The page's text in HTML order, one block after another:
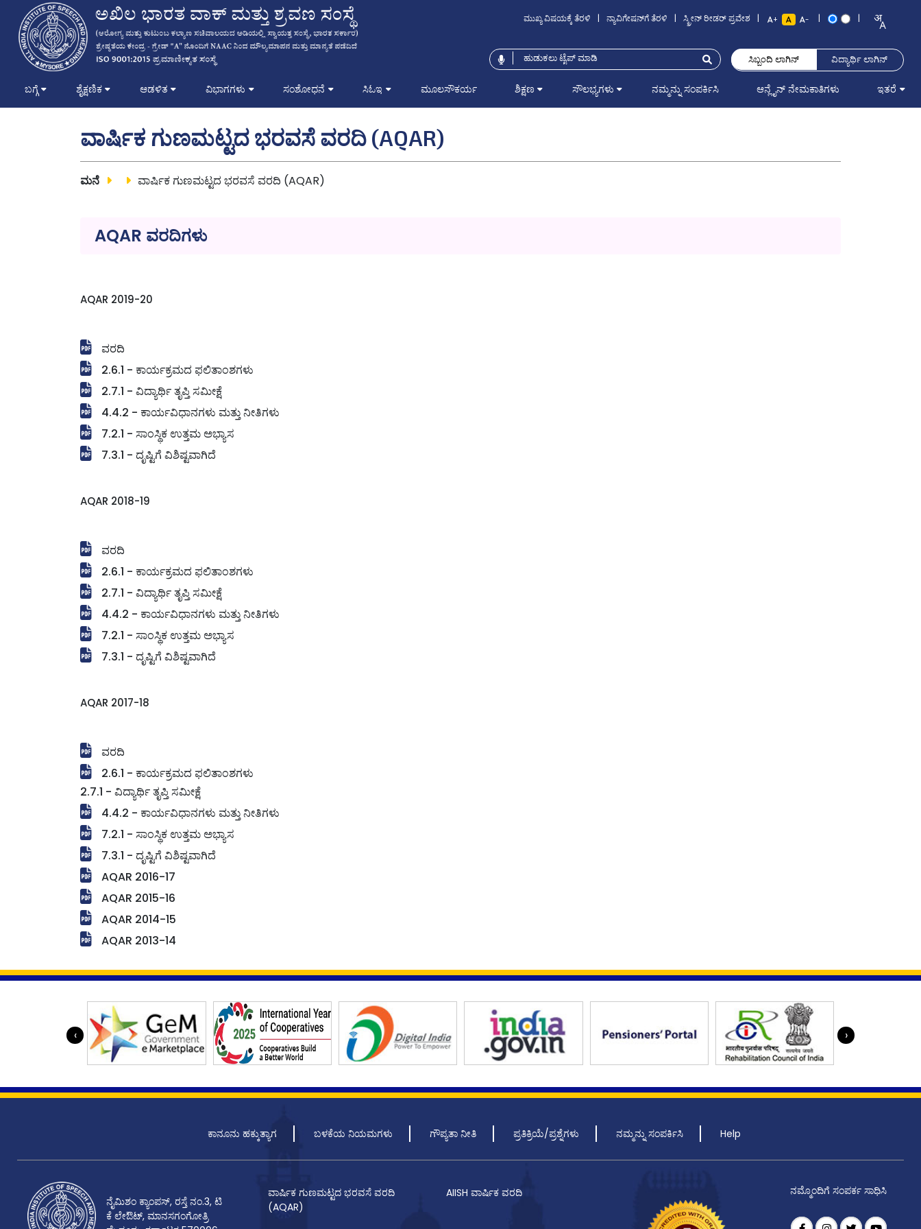
ಮುಖ್ಯ ವಿಷಯಕ್ಕೆ ತೆರಳಿ | ನ್ಯಾವಿಗೇಷನ್‌ಗೆ ತೆರಳಿ | ಸ್ಕ್ರೀನ್ ರೀಡರ್ ಪ್ರವೇಶ | + - | |
ಸಿಬ್ಬಂದಿ ಲಾಗಿನ್ ವಿದ್ಯಾರ್ಥಿ ಲಾಗಿನ್
ಬಗ್ಗೆ ಶೈಕ್ಷಣಿಕ ಆಡಳಿತ ವಿಭಾಗಗಳು ಸಂಶೋಧನೆ ಸಿಓಇ ಮೂಲಸೌಕರ್ಯ ಶಿಕ್ಷಣ ಸೌಲಭ್ಯಗಳು ನಮ್ಮನ್ನು ಸಂಪರ್ಕಿಸಿ ಆನ್ಲೈನ್ ನೇಮಕಾತಿಗಳು ಇತರೆ
ವಾರ್ಷಿಕ ಗುಣಮಟ್ಟದ ಭರವಸೆ ವರದಿ (AQAR)
ಮನೆ ವಾರ್ಷಿಕ ಗುಣಮಟ್ಟದ ಭರವಸೆ ವರದಿ (AQAR)
AQAR ವರದಿಗಳು
AQAR 2019-20
ವರದಿ
2.6.1 - ಕಾರ್ಯಕ್ರಮದ ಫಲಿತಾಂಶಗಳು
2.7.1 - ವಿದ್ಯಾರ್ಥಿ ತೃಪ್ತಿ ಸಮೀಕ್ಷೆ
4.4.2 - ಕಾರ್ಯವಿಧಾನಗಳು ಮತ್ತು ನೀತಿಗಳು
7.2.1 - ಸಾಂಸ್ಥಿಕ ಉತ್ತಮ ಅಭ್ಯಾಸ
7.3.1 - ದೃಷ್ಟಿಗೆ ವಿಶಿಷ್ಟವಾಗಿದೆ
AQAR 2018-19
ವರದಿ
2.6.1 - ಕಾರ್ಯಕ್ರಮದ ಫಲಿತಾಂಶಗಳು
2.7.1 - ವಿದ್ಯಾರ್ಥಿ ತೃಪ್ತಿ ಸಮೀಕ್ಷೆ
4.4.2 - ಕಾರ್ಯವಿಧಾನಗಳು ಮತ್ತು ನೀತಿಗಳು
7.2.1 - ಸಾಂಸ್ಥಿಕ ಉತ್ತಮ ಅಭ್ಯಾಸ
7.3.1 - ದೃಷ್ಟಿಗೆ ವಿಶಿಷ್ಟವಾಗಿದೆ
AQAR 2017-18
ವರದಿ
2.6.1 - ಕಾರ್ಯಕ್ರಮದ ಫಲಿತಾಂಶಗಳು
2.7.1 - ವಿದ್ಯಾರ್ಥಿ ತೃಪ್ತಿ ಸಮೀಕ್ಷೆ
4.4.2 - ಕಾರ್ಯವಿಧಾನಗಳು ಮತ್ತು ನೀತಿಗಳು
7.2.1 - ಸಾಂಸ್ಥಿಕ ಉತ್ತಮ ಅಭ್ಯಾಸ
7.3.1 - ದೃಷ್ಟಿಗೆ ವಿಶಿಷ್ಟವಾಗಿದೆ
AQAR 2016-17
AQAR 2015-16
AQAR 2014-15
AQAR 2013-14
‹ ›
ಕಾನೂನು ಹಕ್ಕುತ್ಯಾಗ ಬಳಕೆಯ ನಿಯಮಗಳು ಗೌಪ್ಯತಾ ನೀತಿ ಪ್ರತಿಕ್ರಿಯೆ/ಪ್ರಶ್ನೆಗಳು ನಮ್ಮನ್ನು ಸಂಪರ್ಕಿಸಿ Help
ನೈಮಿಶಂ ಕ್ಯಾಂಪಸ್, ರಸ್ತೆ ನಂ.3, ಟಿ
ಕೆ ಲೇಔಟ್, ಮಾನಸಗಂಗೋತ್ರಿ
ವಾರ್ಷಿಕ ಗುಣಮಟ್ಟದ ಭರವಸೆ ವರದಿ
(AQAR)
AIISH ವಾರ್ಷಿಕ ವರದಿ ನಮ್ಮೊಂದಿಗೆ ಸಂಪರ್ಕ ಸಾಧಿಸಿ